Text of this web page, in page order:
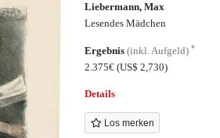
Liebermann, Max
Lesendes Mädchen
Ergebnis(inkl. Aufgeld)*
2.375€(US$ 2,730)
Details
Los merken